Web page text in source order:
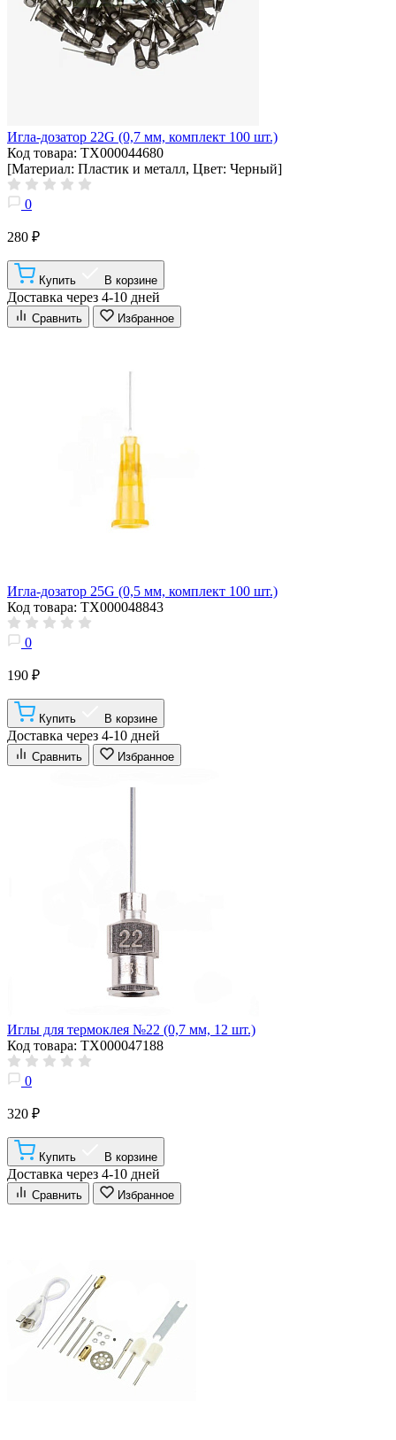
Игла-дозатор 22G (0,7 мм, комплект 100 шт.)
Код товара: ТХ000044680
[Материал: Пластик и металл, Цвет: Черный]
0
280 ₽
Купить В корзине
Доставка через 4-10 дней
Сравнить Избранное
Игла-дозатор 25G (0,5 мм, комплект 100 шт.)
Код товара: ТХ000048843
0
190 ₽
Купить В корзине
Доставка через 4-10 дней
Сравнить Избранное
Иглы для термоклея №22 (0,7 мм, 12 шт.)
Код товара: ТХ000047188
0
320 ₽
Купить В корзине
Доставка через 4-10 дней
Сравнить Избранное